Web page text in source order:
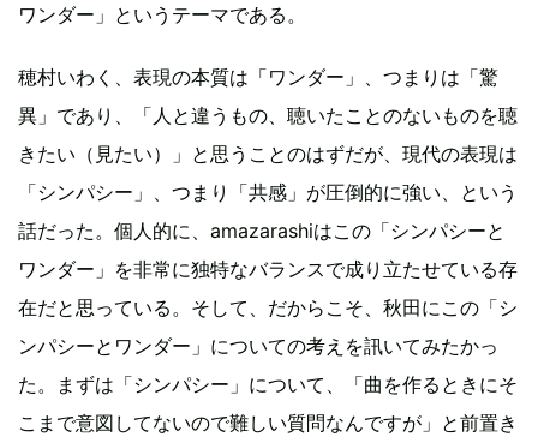
ワンダー」というテーマである。
穂村いわく、表現の本質は「ワンダー」、つまりは「驚
異」であり、「人と違うもの、聴いたことのないものを聴
きたい（見たい）」と思うことのはずだが、現代の表現は
「シンパシー」、つまり「共感」が圧倒的に強い、という
話だった。個人的に、amazarashiはこの「シンパシーと
ワンダー」を非常に独特なバランスで成り立たせている存
在だと思っている。そして、だからこそ、秋田にこの「シ
ンパシーとワンダー」についての考えを訊いてみたかっ
た。まずは「シンパシー」について、「曲を作るときにそ
こまで意図してないので難しい質問なんですが」と前置き